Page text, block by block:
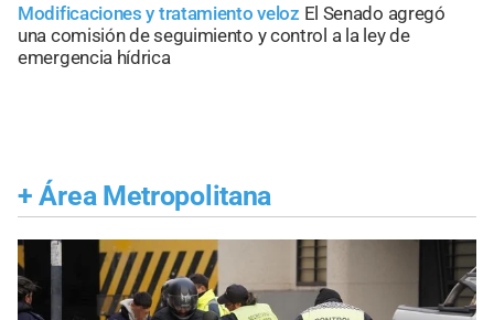
Modificaciones y tratamiento veloz El Senado agregó
una comisión de seguimiento y control a la ley de
emergencia hídrica
+ Área Metropolitana